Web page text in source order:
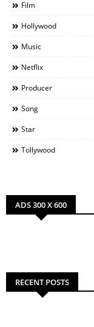
Film
Hollywood
Music
Netflix
Producer
Song
Star
Tollywood
ADS 300 X 600
RECENT POSTS